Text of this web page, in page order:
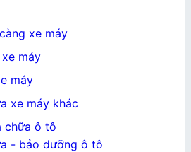
xe máy
máy
máy
xe máy khác
chữa ô tô
- bảo dưỡng ô tô